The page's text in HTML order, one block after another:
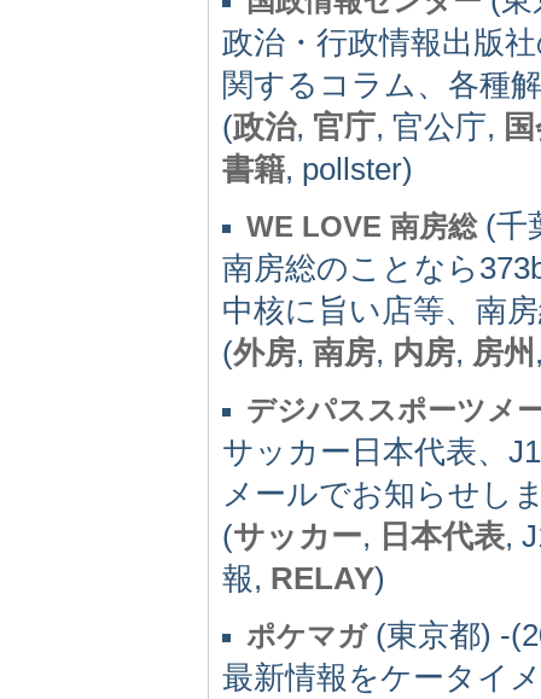
政治・行政情報出版
関するコラム、各種
(政治, 官庁, 官公庁,
書籍, pollster)
WE LOVE 南房総(千
南房総のことなら
中核に旨い店等、南
(外房, 南房, 内房, 房州
デジパススポーツメ
サッカー日本代表、
メールでお知らせし
(サッカー, 日本代表,
報, RELAY)
ポケマガ(東京都) -
最新情報をケータイ